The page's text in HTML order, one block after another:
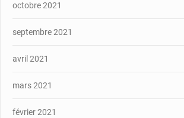
octobre 2021
septembre 2021
avril 2021
mars 2021
février 2021